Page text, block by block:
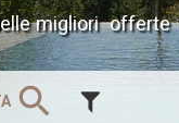
search
migliori offerte